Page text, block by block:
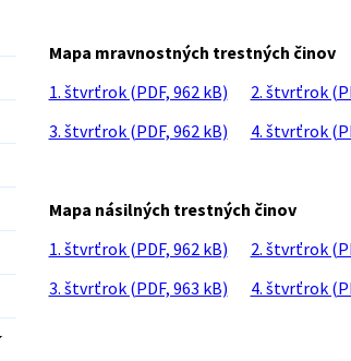
Mapa mravnostných trestných činov
1. štvrťrok (PDF, 962 kB)
2. štvrťrok
3. štvrťrok (PDF, 962 kB)
4. štvrťrok
Mapa násilných trestných činov
1. štvrťrok (PDF, 962 kB)
2. štvrťrok
3. štvrťrok (PDF, 963 kB)
4. štvrťrok